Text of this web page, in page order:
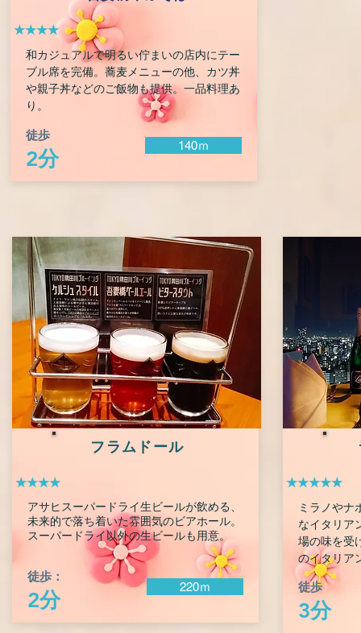
★★★★
和カジュアルで明るい佇まいの店内にテー
ブル席を完備。蕎麦メニューの他、カツ丼
や親子丼などのご飯物も提供。一品料理あ
り。
徒歩
2分
140ｍ
フラムドール
★★★★
アサヒスーパードライ生ビールが飲める、
未来的で落ち着いた雰囲気のビアホール。
スーパードライ以外の生ビールも用意。
徒歩：
2分
220ｍ
★★★★★
ミラノやナ
なイタリア
場の味を受
のイタリア
徒歩
3分